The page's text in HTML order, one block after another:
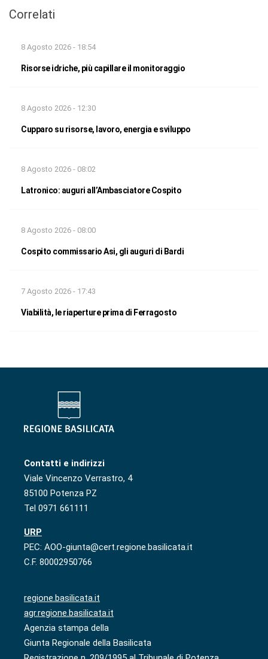
Correlati
8 Agosto 2026 - 18:54
Risorse idriche, più capillare il monitoraggio
8 Agosto 2026 - 12:30
Cupparo su risorse, lavoro, energia e sviluppo
8 Agosto 2026 - 08:02
Latronico: auguri all’Ambasciatore Cospito
8 Agosto 2026 - 08:00
Cospito commissario Asi, gli auguri di Bardi
7 Agosto 2026 - 17:43
Viabilità, le riaperture prima di Ferragosto
Contatti e indirizzi
Viale Vincenzo Verrastro, 4
85100 Potenza PZ
Tel 0971 661111
URP
PEC: AOO-giunta@cert.regione.basilicata.it
C.F. 80002950766
regione.basilicata.it
agr.regione.basilicata.it
Agenzia stampa della
Giunta Regionale della Basilicata